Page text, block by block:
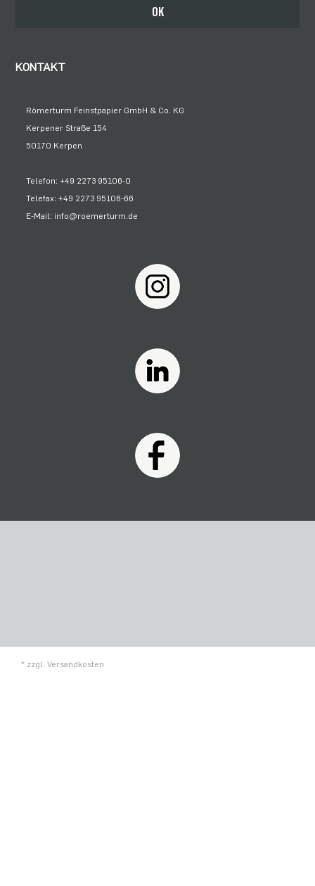
OK
KONTAKT
Römerturm Feinstpapier GmbH & Co. KG
Kerpener Straße 154
50170 Kerpen
Telefon: +49 2273 95106-0
Telefax: +49 2273 95106-66
E-Mail: info@roemerturm.de
* zzgl. Versandkosten